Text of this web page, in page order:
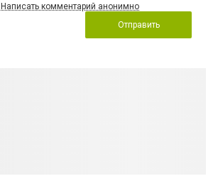
Написать комментарий анонимно
Отправить